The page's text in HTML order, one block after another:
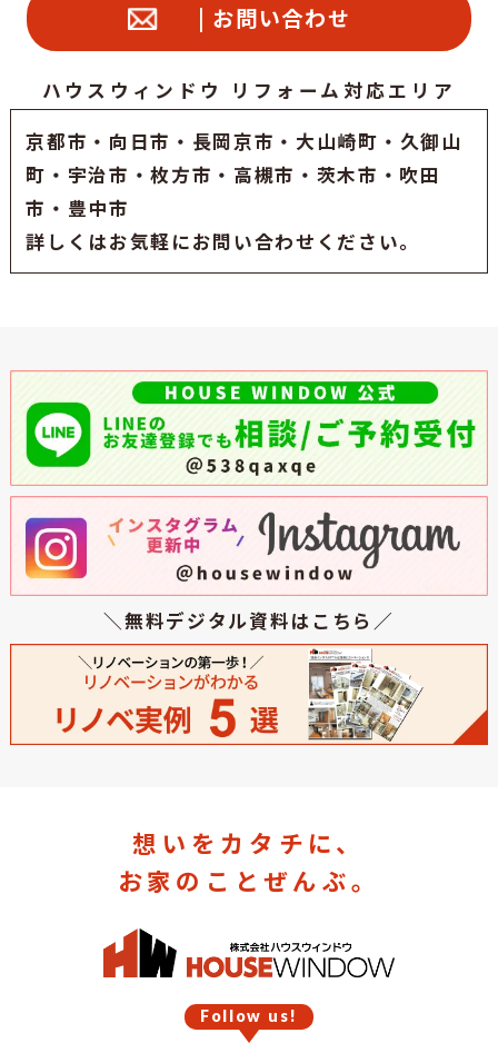
| お問い合わせ
ハウスウィンドウ リフォーム対応エリア
京都市 ・ 向日市 ・ 長岡京市 ・大山崎町・久御山
町・ 宇治市 ・枚方市・高槻市・茨木市・吹田
市・豊中市
詳しくはお気軽にお問い合わせください。
＼無料デジタル資料はこちら／
想いをカタチに、
お家のことぜんぶ。
Follow us!